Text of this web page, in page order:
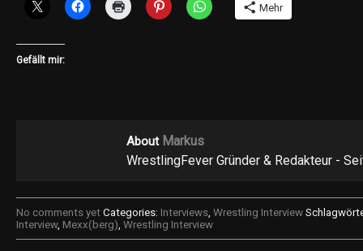
Mehr
Gefällt mir:
About Markus
WrestlingFever Gründer & Redakteur -
No comments yet Categories: Interviews, Wrestling Interview
Interview, Mexx(berg), Wrestling Interview